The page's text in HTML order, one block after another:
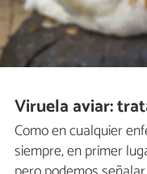
Viruela aviar:
Como en cualquier
siempre, en primer